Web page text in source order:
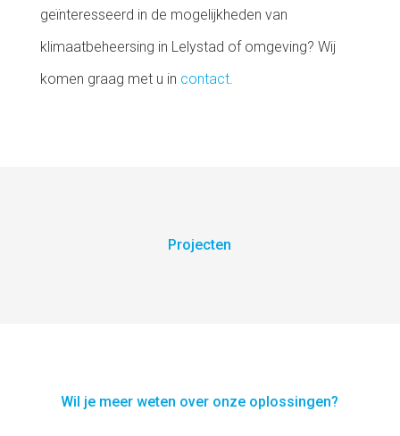
geïnteresseerd in de mogelijkheden van
klimaatbeheersing in Lelystad of omgeving? Wij
komen graag met u in contact.
Projecten
Wil je meer weten over onze oplossingen?